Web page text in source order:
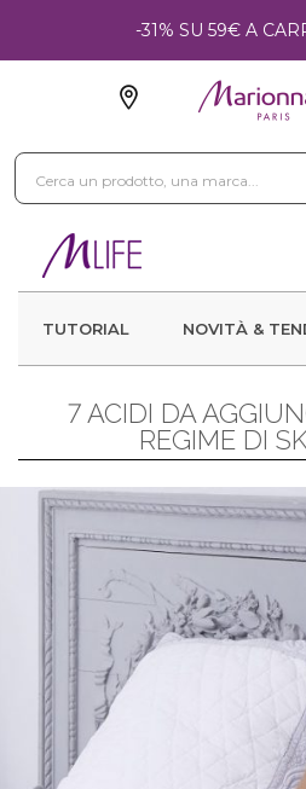
-31% SU 59€ A
TUTORIAL NOVITÀ &
7 ACIDI DA
REGIME DI